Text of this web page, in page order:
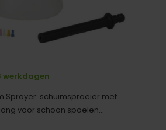
werkdagen
Sprayer: schuimsproeier met
voor schoon spoelen...